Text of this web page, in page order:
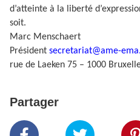
d’atteinte à la liberté
soit.
Marc Menschaert
Président secretariat@ame-
rue de Laeken 75 – 1000
Partager